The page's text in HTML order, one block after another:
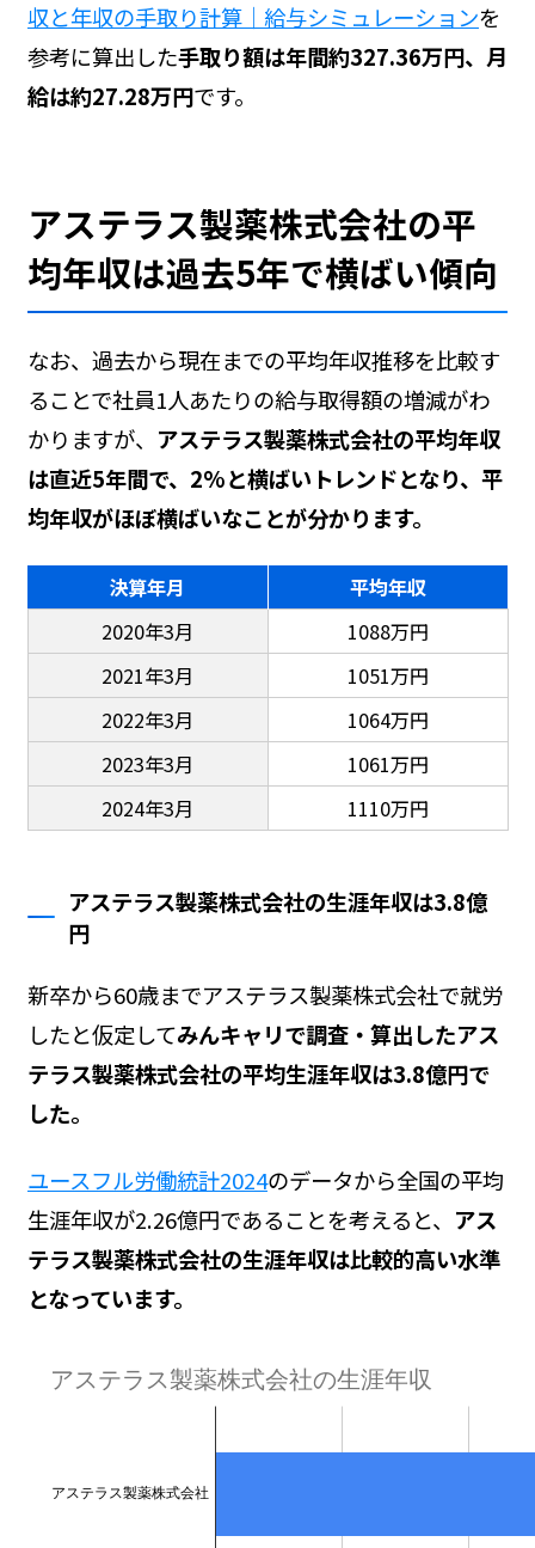
収と年収の手取り計算｜給与シミュレーションを
参考に算出した手取り額は年間約327.36万円、月
給は約27.28万円です。
アステラス製薬株式会社の平
均年収は過去5年で横ばい傾向
なお、過去から現在までの平均年収推移を比較す
ることで社員1人あたりの給与取得額の増減がわ
かりますが、 アステラス製薬株式会社の平均年収
は直近5年間で、2%と横ばいトレンドとなり、平
均年収がほぼ横ばいなことが分かります。
決算年月
平均年収
2020年3月
1088万円
2021年3月
1051万円
2022年3月
1064万円
2023年3月
1061万円
2024年3月
1110万円
アステラス製薬株式会社の生涯年収は3.8億
円
新卒から60歳までアステラス製薬株式会社で就労
したと仮定してみんキャリで調査・算出したアス
テラス製薬株式会社の平均生涯年収は3.8億円で
した。
ユースフル労働統計2024のデータから全国の平均
生涯年収が2.26億円であることを考えると、 アス
テラス製薬株式会社の生涯年収は比較的高い水準
となっています。